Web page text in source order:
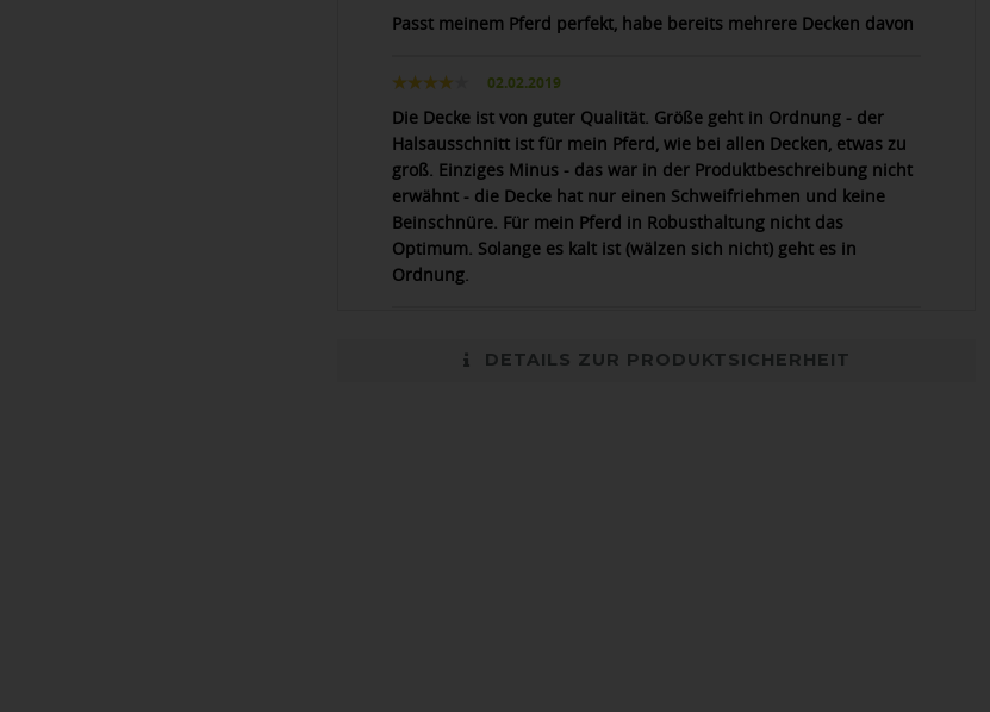
Passt meinem Pferd perfekt, habe bereits mehrere Decken davon
02.02.2019
Die Decke ist von guter Qualität. Größe geht in Ordnung - der
Halsausschnitt ist für mein Pferd, wie bei allen Decken, etwas zu
groß. Einziges Minus - das war in der Produktbeschreibung nicht
erwähnt - die Decke hat nur einen Schweifriehmen und keine
Beinschnüre. Für mein Pferd in Robusthaltung nicht das
Optimum. Solange es kalt ist (wälzen sich nicht) geht es in
Ordnung.
DETAILS ZUR PRODUKTSICHERHEIT